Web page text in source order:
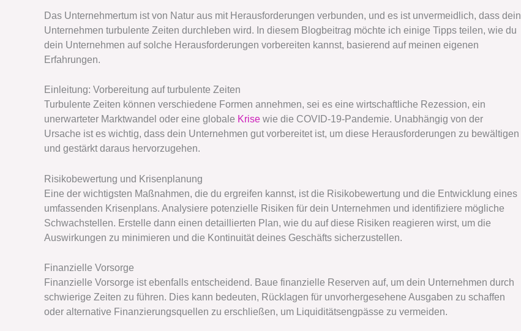
Das Unternehmertum ist von Natur aus mit Herausforderungen verbunden, und es ist unvermeidlich, dass dein
Unternehmen turbulente Zeiten durchleben wird. In diesem Blogbeitrag möchte ich einige Tipps teilen, wie du
dein Unternehmen auf solche Herausforderungen vorbereiten kannst, basierend auf meinen eigenen
Erfahrungen.
Einleitung: Vorbereitung auf turbulente Zeiten
Turbulente Zeiten können verschiedene Formen annehmen, sei es eine wirtschaftliche Rezession, ein
unerwarteter Marktwandel oder eine globale Krise wie die COVID-19-Pandemie. Unabhängig von der
Ursache ist es wichtig, dass dein Unternehmen gut vorbereitet ist, um diese Herausforderungen zu bewältigen
und gestärkt daraus hervorzugehen.
Risikobewertung und Krisenplanung
Eine der wichtigsten Maßnahmen, die du ergreifen kannst, ist die Risikobewertung und die Entwicklung eines
umfassenden Krisenplans. Analysiere potenzielle Risiken für dein Unternehmen und identifiziere mögliche
Schwachstellen. Erstelle dann einen detaillierten Plan, wie du auf diese Risiken reagieren wirst, um die
Auswirkungen zu minimieren und die Kontinuität deines Geschäfts sicherzustellen.
Finanzielle Vorsorge
Finanzielle Vorsorge ist ebenfalls entscheidend. Baue finanzielle Reserven auf, um dein Unternehmen durch
schwierige Zeiten zu führen. Dies kann bedeuten, Rücklagen für unvorhergesehene Ausgaben zu schaffen
oder alternative Finanzierungsquellen zu erschließen, um Liquiditätsengpässe zu vermeiden.